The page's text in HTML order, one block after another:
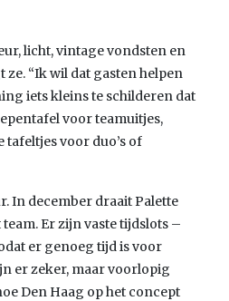
licht, vintage vondsten en
ze. “Ik wil dat gasten helpen
iets kleins te schilderen dat
voor teamuitjes,
voor duo’s of
In december draait Palette
Er zijn vaste tijdslots –
er genoeg tijd is voor
er zeker, maar voorlopig
Den Haag op het concept